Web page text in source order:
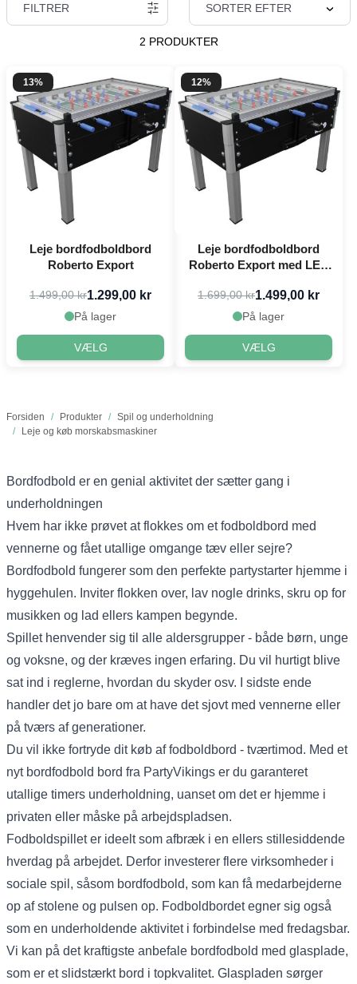
Forsiden / Produkter / Spil og underholdning
/
Leje og køb morskabsmaskiner
FILTRER SORTER EFTER
2 PRODUKTER
13%
Leje bordfodboldbord
Roberto Export
1.499,00 kr1.299,00 kr
På lager
VÆLG
12%
Leje bordfodboldbord
Roberto Export med LED
1.699,00 kr1.499,00 kr
På lager
VÆLG
Bordfodbold er en genial aktivitet der sætter gang i
underholdningen
Hvem har ikke prøvet at flokkes om et fodboldbord med
vennerne og fået utallige omgange tæv eller sejre?
Bordfodbold fungerer som den perfekte partystarter hjemme i
hyggehulen. Inviter flokken over, lav nogle drinks, skru op for
musikken og lad ellers kampen begynde.
Spillet henvender sig til alle aldersgrupper - både børn, unge
og voksne, og der kræves ingen erfaring. Du vil hurtigt blive
sat ind i reglerne, hvordan du skyder osv. I sidste ende
handler det jo bare om at have det sjovt med vennerne eller
på tværs af generationer.
Du vil ikke fortryde dit køb af fodboldbord - tværtimod. Med et
nyt bordfodbold bord fra PartyVikings er du garanteret
utallige timers underholdning, uanset om det er hjemme i
privaten eller måske på arbejdspladsen.
Fodboldspillet er ideelt som afbræk i en ellers stillesiddende
hverdag på arbejdet. Derfor investerer flere virksomheder i
sociale spil, såsom bordfodbold, som kan få medarbejderne
op af stolene og pulsen op. Fodboldbordet egner sig også
som en underholdende aktivitet i forbindelse med fredagsbar.
Vi kan på det kraftigste anbefale bordfodbold med glasplade,
som er et slidstærkt bord i topkvalitet. Glaspladen sørger